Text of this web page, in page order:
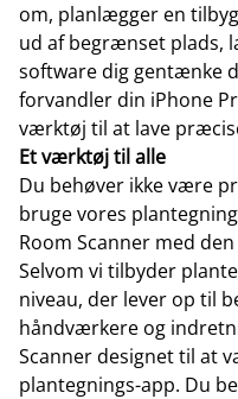
om, planlægger en
ud af begrænset plads,
software dig gentænke
forvandler din iPhone
værktøj til at lave
Et værktøj til alle
Du behøver ikke være
bruge vores
Room Scanner med
Selvom vi tilbyder
niveau, der lever op til
håndværkere og
Scanner designet til at
plantegnings-app. Du